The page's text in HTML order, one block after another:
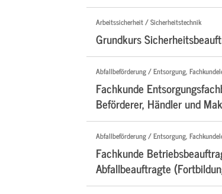
Arbeitssicherheit / Sicherheitstechnik
Grundkurs
Abfallbeförderung / Entsorgung,
Fachkunde
Beförderer, Händler und
Abfallbeförderung / Entsorgung,
Fachkunde
Abfallbeauftragte